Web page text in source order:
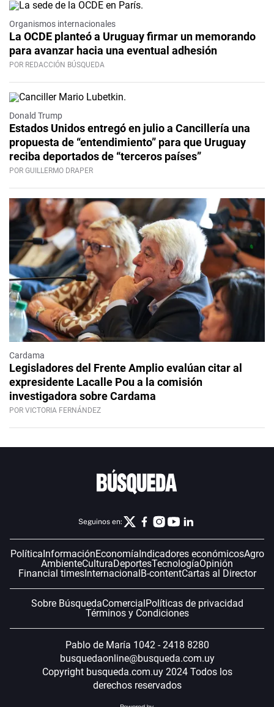
Organismos internacionales
La OCDE planteó a Uruguay firmar un memorando
para avanzar hacia una eventual adhesión
POR REDACCIÓN BÚSQUEDA
Donald Trump
Estados Unidos entregó en julio a Cancillería una
propuesta de “entendimiento” para que Uruguay
reciba deportados de “terceros países”
POR GUILLERMO DRAPER
Cardama
Legisladores del Frente Amplio evalúan citar al
expresidente Lacalle Pou a la comisión
investigadora sobre Cardama
POR VICTORIA FERNÁNDEZ
Seguinos en:
PolíticaInformaciónEconomíaIndicadores económicosAgro
AmbienteCulturaDeportesTecnologíaOpinión
Financial timesInternacionalB-contentCartas al Director
Sobre BúsquedaComercialPolíticas de privacidad
Términos y Condiciones
Pablo de María 1042 - 2418 8280
busquedaonline@busqueda.com.uy
Copyright busqueda.com.uy 2024 Todos los
derechos reservados